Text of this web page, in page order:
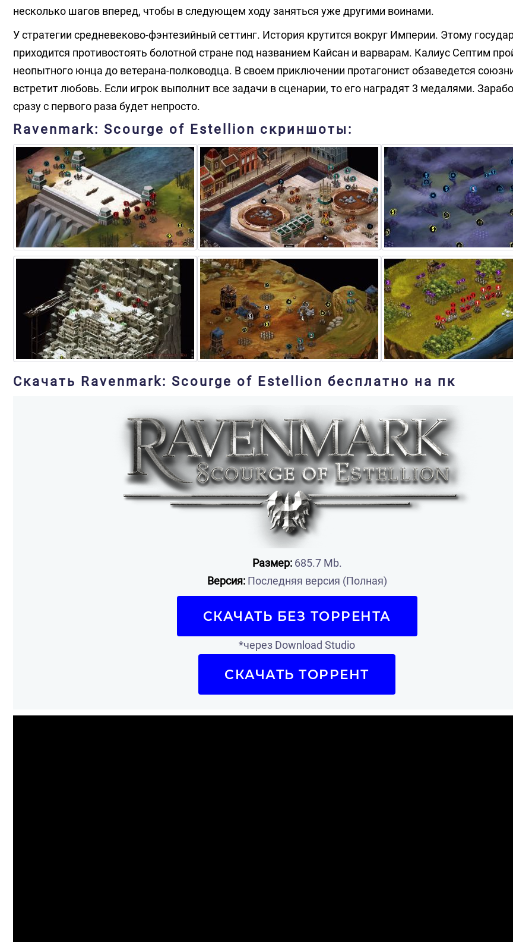
несколько шагов вперед, чтобы в следующем ходу заняться уже другими воинами.
У стратегии средневеково-фэнтезийный сеттинг. История крутится вокруг Империи. Этому
приходится противостоять болотной стране под названием Кайсан и варварам. Калиус Септим
неопытного юнца до ветерана-полководца. В своем приключении протагонист обзаведется
встретит любовь. Если игрок выполнит все задачи в сценарии, то его наградят 3 медалями.
сразу с первого раза будет непросто.
Ravenmark: Scourge of Estellion скриншоты:
Скачать Ravenmark: Scourge of Estellion бесплатно на пк
Размер:685.7 Mb.
Версия:Последняя версия (Полная)
СКАЧАТЬ БЕЗ ТОРРЕНТА
*через Download Studio
СКАЧАТЬ ТОРРЕНТ